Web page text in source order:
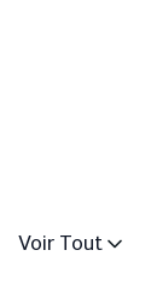
Voir Tout